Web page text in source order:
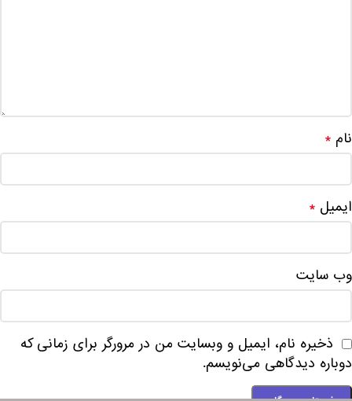
نام *
ایمیل *
وب‌ سایت
ذخیره نام، ایمیل و وبسایت من در مرورگر برای زمانی که
دوباره دیدگاهی می‌نویسم.